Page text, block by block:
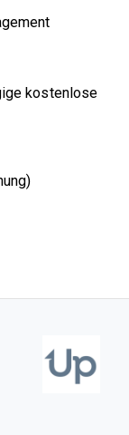
kostenlose